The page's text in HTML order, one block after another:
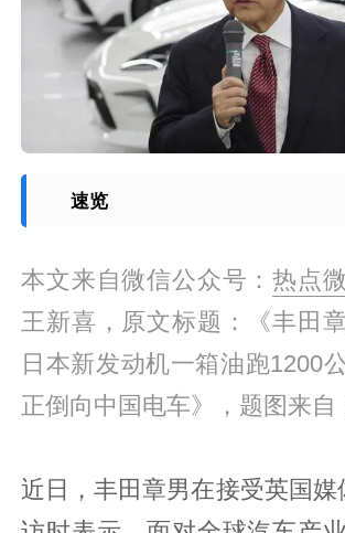
速览
本文来自微信公众号：热点
王新喜，原文标题：《丰田
日本新发动机一箱油跑1200
正倒向中国电车》，题图来自
近日，丰田章男在接受英国媒